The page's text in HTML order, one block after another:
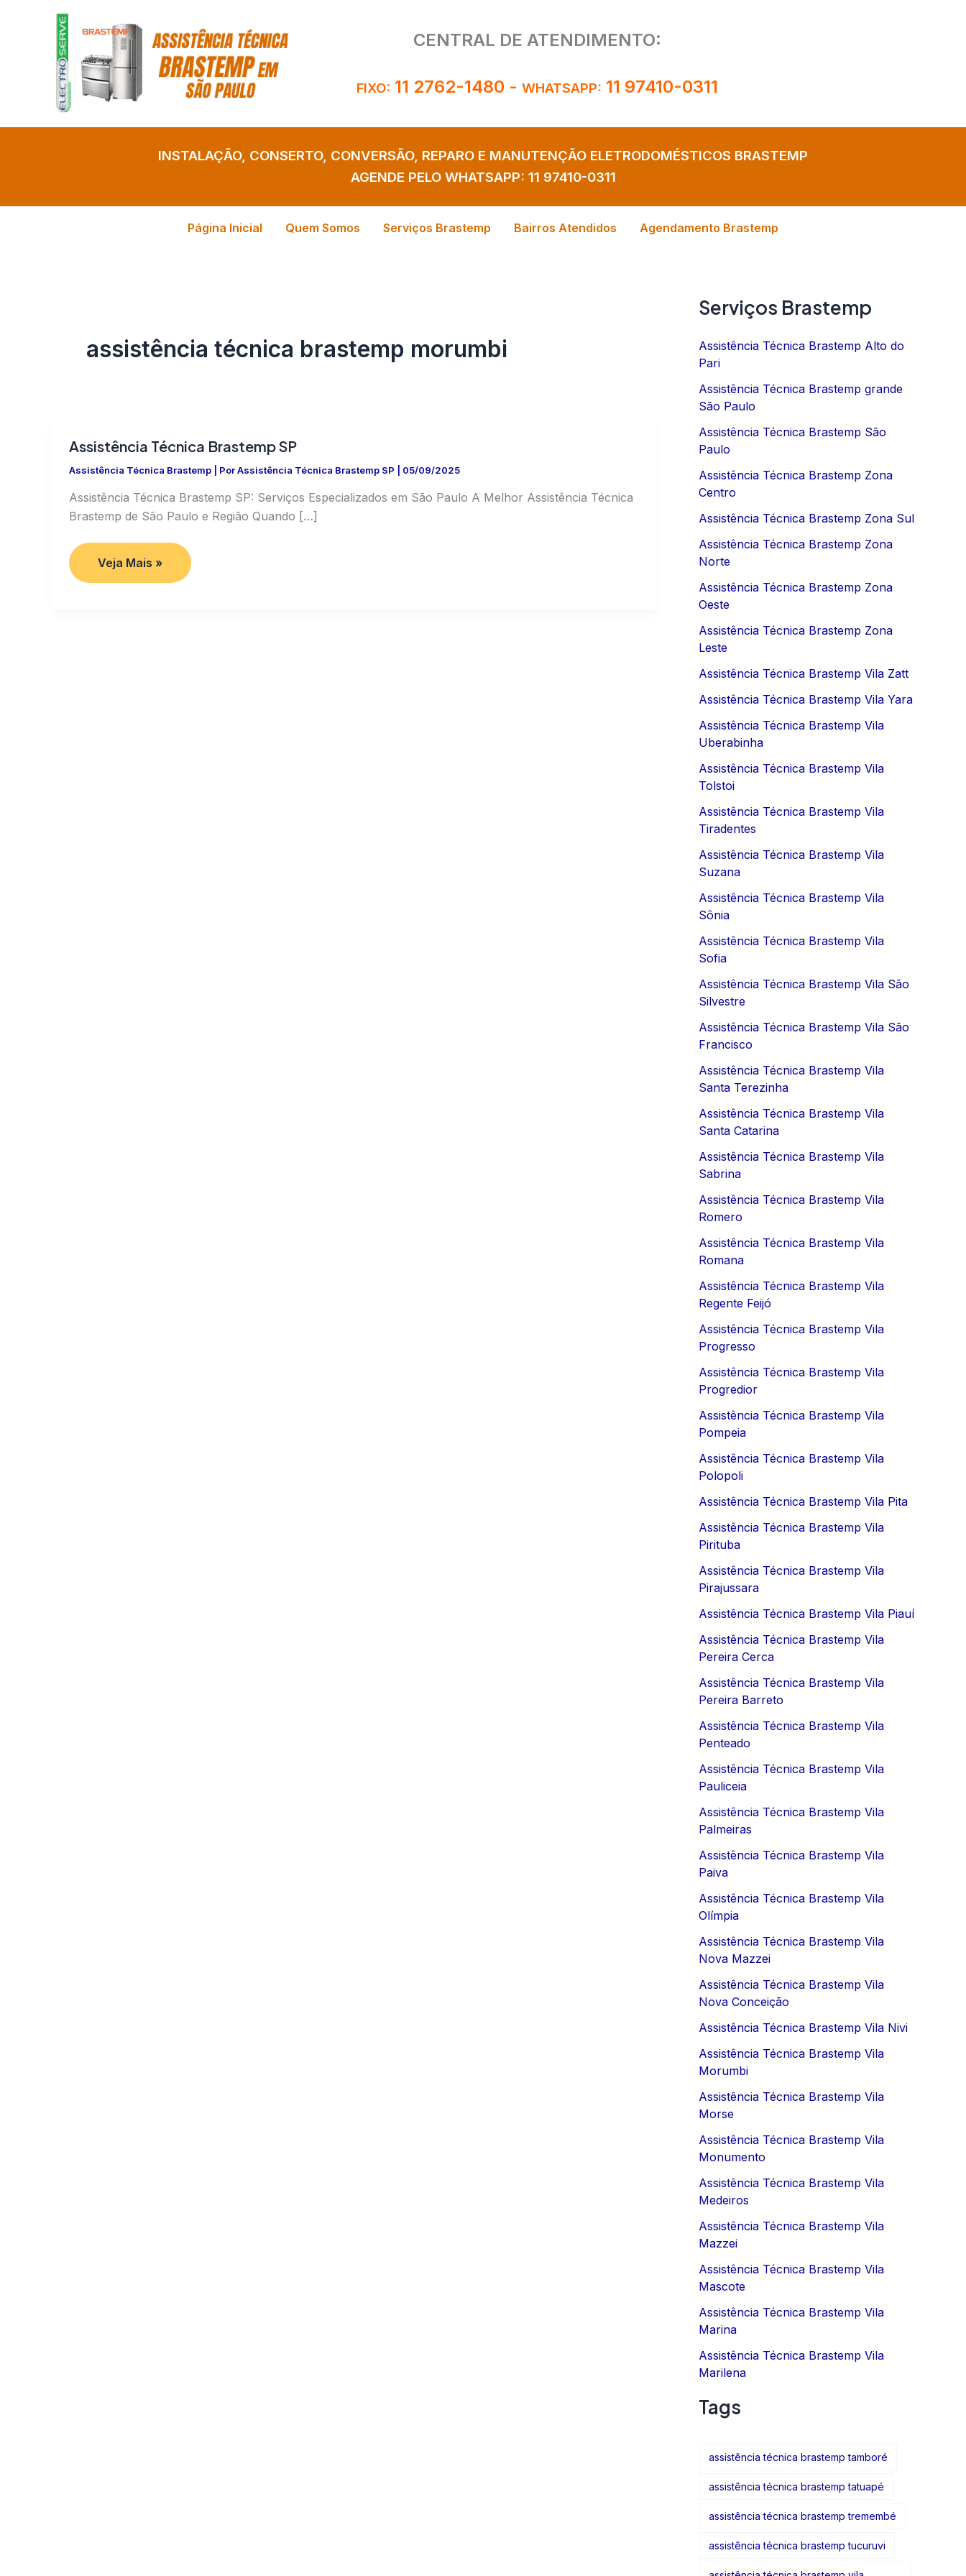
CENTRAL DE ATENDIMENTO:
FIXO: 11 2762-1480 - WHATSAPP: 11 97410-0311
INSTALAÇÃO, CONSERTO, CONVERSÃO, REPARO E MANUTENÇÃO ELETRODOMÉSTICOS BRASTEMP
AGENDE PELO WHATSAPP: 11 97410-0311
Página Inicial Quem Somos Serviços Brastemp Bairros Atendidos Agendamento Brastemp
assistência técnica brastemp morumbi
Assistência Técnica Brastemp SP
Assistência Técnica Brastemp | PorAssistência Técnica Brastemp SP 05/09/2025
Assistência Técnica Brastemp SP: Serviços Especializados em São Paulo A Melhor Assistência Técnica
Brastemp de São Paulo e Região Quando […]
Assistência
Técnica
Brastemp
Veja Mais »
Serviços Brastemp
Assistência Técnica Brastemp Alto do
Pari
Assistência Técnica Brastemp grande
São Paulo
Assistência Técnica Brastemp São
Paulo
Assistência Técnica Brastemp Zona
Centro
Assistência Técnica Brastemp Zona Sul
Assistência Técnica Brastemp Zona
Norte
Assistência Técnica Brastemp Zona
Oeste
Assistência Técnica Brastemp Zona
Leste
Assistência Técnica Brastemp Vila Zatt
Assistência Técnica Brastemp Vila Yara
Assistência Técnica Brastemp Vila
Uberabinha
Assistência Técnica Brastemp Vila
Tolstoi
Assistência Técnica Brastemp Vila
Tiradentes
Assistência Técnica Brastemp Vila
Suzana
Assistência Técnica Brastemp Vila
Sônia
Assistência Técnica Brastemp Vila
Sofia
Assistência Técnica Brastemp Vila São
Silvestre
Assistência Técnica Brastemp Vila São
Francisco
Assistência Técnica Brastemp Vila
Santa Terezinha
Assistência Técnica Brastemp Vila
Santa Catarina
Assistência Técnica Brastemp Vila
Sabrina
Assistência Técnica Brastemp Vila
Romero
Assistência Técnica Brastemp Vila
Romana
Assistência Técnica Brastemp Vila
Regente Feijó
Assistência Técnica Brastemp Vila
Progresso
Assistência Técnica Brastemp Vila
Progredior
Assistência Técnica Brastemp Vila
Pompeia
Assistência Técnica Brastemp Vila
Polopoli
Assistência Técnica Brastemp Vila Pita
Assistência Técnica Brastemp Vila
Pirituba
Assistência Técnica Brastemp Vila
Pirajussara
Assistência Técnica Brastemp Vila Piauí
Assistência Técnica Brastemp Vila
Pereira Cerca
Assistência Técnica Brastemp Vila
Pereira Barreto
Assistência Técnica Brastemp Vila
Penteado
Assistência Técnica Brastemp Vila
Pauliceia
Assistência Técnica Brastemp Vila
Palmeiras
Assistência Técnica Brastemp Vila
Paiva
Assistência Técnica Brastemp Vila
Olímpia
Assistência Técnica Brastemp Vila
Nova Mazzei
Assistência Técnica Brastemp Vila
Nova Conceição
Assistência Técnica Brastemp Vila Nivi
Assistência Técnica Brastemp Vila
Morumbi
Assistência Técnica Brastemp Vila
Morse
Assistência Técnica Brastemp Vila
Monumento
Assistência Técnica Brastemp Vila
Medeiros
Assistência Técnica Brastemp Vila
Mazzei
Assistência Técnica Brastemp Vila
Mascote
Assistência Técnica Brastemp Vila
Marina
Assistência Técnica Brastemp Vila
Marilena
Tags
assistência técnica brastemp tamboré
assistência técnica brastemp tatuapé
assistência técnica brastemp tremembé
assistência técnica brastemp tucuruvi